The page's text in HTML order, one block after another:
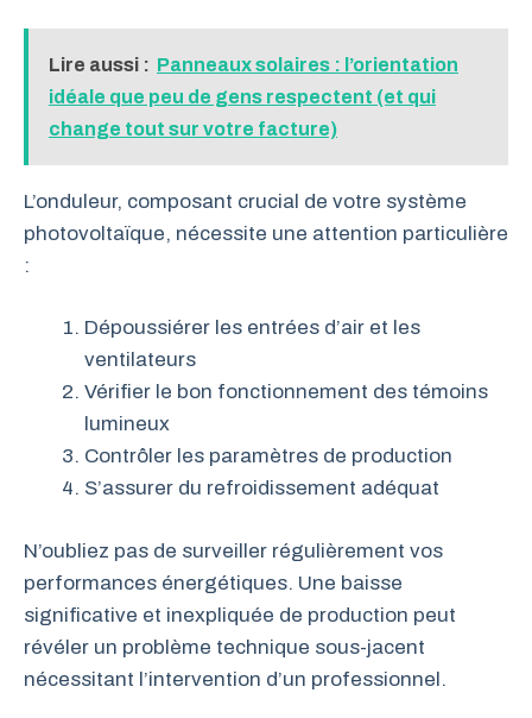
Lire aussi : Panneaux solaires : l’orientation
idéale que peu de gens respectent (et qui
change tout sur votre facture)
L’onduleur, composant crucial de votre système
photovoltaïque, nécessite une attention particulière
:
Dépoussiérer les entrées d’air et les
ventilateurs
Vérifier le bon fonctionnement des témoins
lumineux
Contrôler les paramètres de production
S’assurer du refroidissement adéquat
N’oubliez pas de surveiller régulièrement vos
performances énergétiques. Une baisse
significative et inexpliquée de production peut
révéler un problème technique sous-jacent
nécessitant l’intervention d’un professionnel.